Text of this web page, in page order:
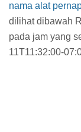
nama alat
dilihat dibawah
pada jam yang
11T11:32:00-